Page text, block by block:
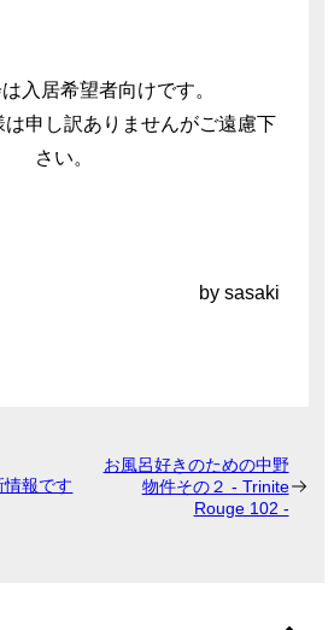
入居希望者向けです。
は申し訳ありませんがご遠慮下
さい。
by sasaki
情報です
お風呂好きのための中野
物件その２ - Trinite
Rouge 102 -